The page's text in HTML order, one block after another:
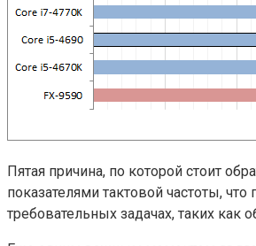
Пятая причина, по которой стоит
показателями тактовой частоты,
требовательных задачах, таких как